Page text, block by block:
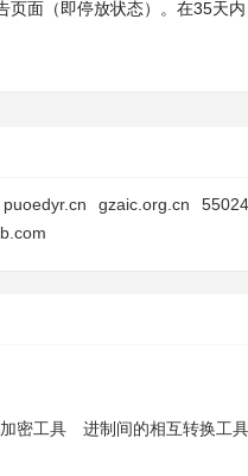
面（即停放状态）。在35天内
puoedyr.cn gzaic.org.cn
密工具 进制间的相互转换工具